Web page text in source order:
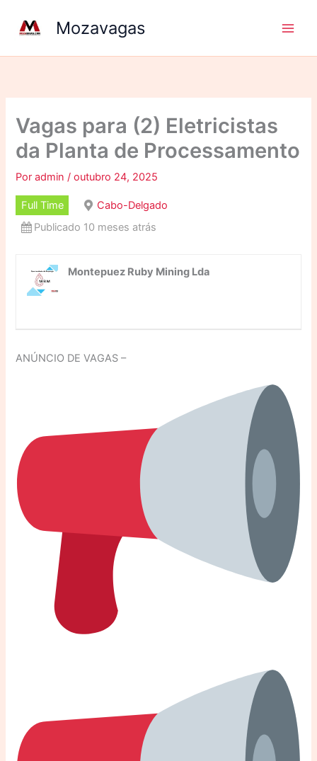
conteúdo
Mozavagas
Vagas para (2) Eletricistas
da Planta de Processamento
Poradmin/outubro 24, 2025
Full Time
Cabo-Delgado
Publicado 10 meses atrás
Montepuez Ruby Mining Lda
ANÚNCIO DE VAGAS –